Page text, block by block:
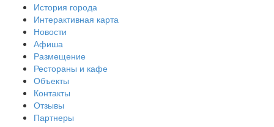
История города
Интерактивная карта
Новости
Афиша
Размещение
Рестораны и кафе
Объекты
Контакты
Отзывы
Партнеры